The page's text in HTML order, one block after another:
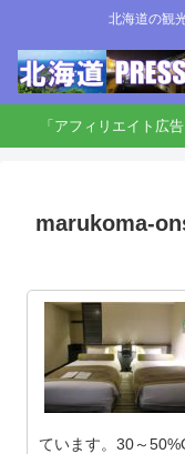
北海道の観
「アフィリエイト広
marukoma-
ています。30～